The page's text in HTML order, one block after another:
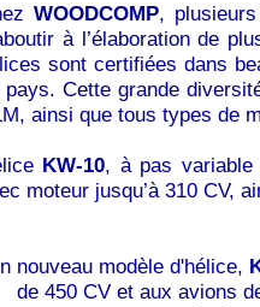
WOODCOMP,
à l’élaboration de
sont certifiées dans
pays. Cette grande
ainsi que tous types de
KW-10, à pas
moteur jusqu’à 310 CV,
nouveau modèle d'hélice,
de 450 CV et aux avions